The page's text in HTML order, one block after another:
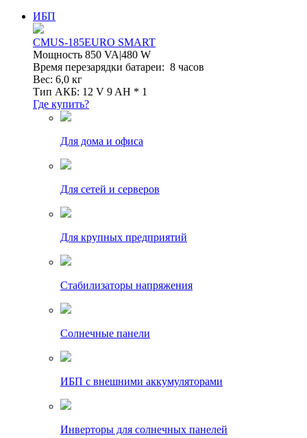
ИБП
CMUS-185EURO SMART
Мощность 850 VA|480 W
Время перезарядки батареи: 8 часов
Вес: 6,0 кг
Тип АКБ: 12 V 9 AH * 1
Где купить?
Для дома и офиса
Для сетей и серверов
Для крупных предприятий
Стабилизаторы напряжения
Солнечные панели
ИБП с внешними аккумуляторами
Инверторы для солнечных панелей